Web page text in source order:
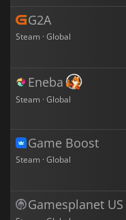
G2A
Steam · Global
Eneba
Steam · Global
Game Boost
Steam · Global
Gamesplanet US